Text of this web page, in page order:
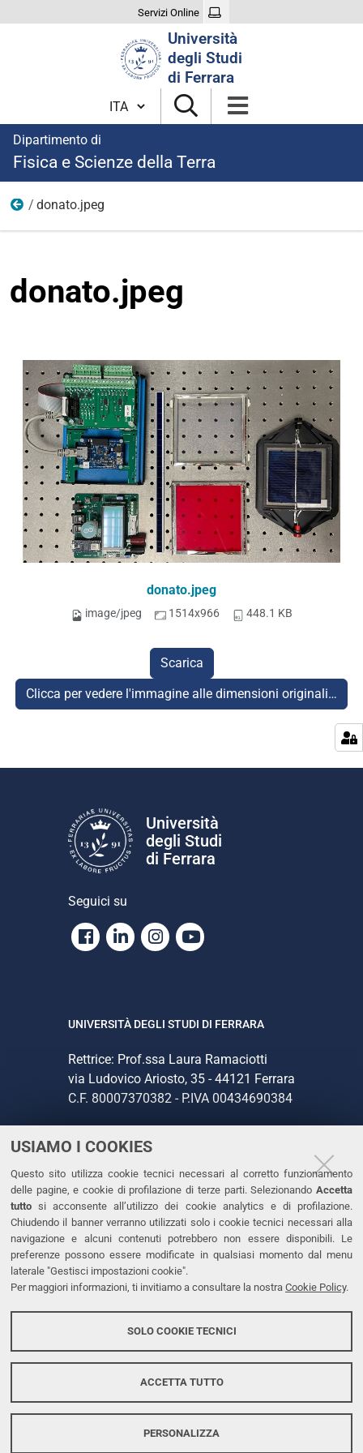
USIAMO I COOKIES
Questo sito utilizza cookie tecnici necessari al corretto funzionamento
delle pagine, e cookie di profilazione di terze parti. Selezionando Accetta
tutto si acconsente all’utilizzo dei cookie analytics e di profilazione.
Chiudendo il banner verranno utilizzati solo i cookie tecnici necessari alla
navigazione e alcuni contenuti potrebbero non essere disponibili. Le
preferenze possono essere modificate in qualsiasi momento dal menu
laterale "Gestisci impostazioni cookie".
Per maggiori informazioni, ti invitiamo a consultare la nostra Cookie Policy.
SOLO COOKIE TECNICI
ACCETTA TUTTO
PERSONALIZZA
Servizi Online
Università
degli Studi
di Ferrara
Cambia lingua
Dipartimento di
Fisica e Scienze della Terra
Home
donato.jpeg
donato.jpeg
donato.jpeg
image/jpeg 1514x966 448.1 KB
Scarica
Clicca per vedere l'immagine alle dimensioni originali…
Università
degli Studi
di Ferrara
Seguici su
Facebook
LinkedinInstagram
Youtube
UNIVERSITÀ DEGLI STUDI DI FERRARA
Rettrice: Prof.ssa Laura Ramaciotti
via Ludovico Ariosto, 35 - 44121 Ferrara
C.F. 80007370382 - P.IVA 00434690384
CONTATTI
Tel. +39 0532 293111
Fax. +39 0532 293031
PEC
LINKS
Dichiarazione di accessibilità
Protezione dati personali